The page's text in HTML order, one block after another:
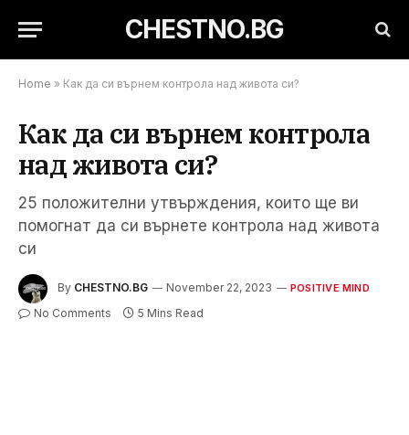
CHESTNO.BG
Home » Как да си върнем контрола над живота си?
Как да си върнем контрола
над живота си?
25 положителни утвърждения, които ще ви
помогнат да си върнете контрола над живота
си
By CHESTNO.BG November 22, 2023 POSITIVE MIND
No Comments 5 Mins Read